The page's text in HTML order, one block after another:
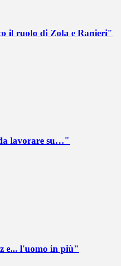
il ruolo di Zola e Ranieri"
lavorare su…"
e... l'uomo in più"